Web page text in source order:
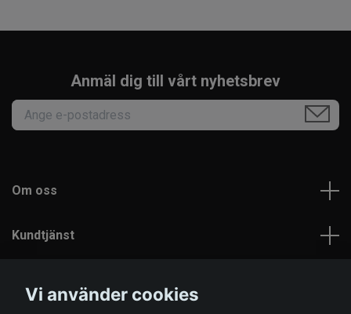
Anmäl dig till vårt nyhetsbrev
Om oss
Kundtjänst
Vi använder cookies